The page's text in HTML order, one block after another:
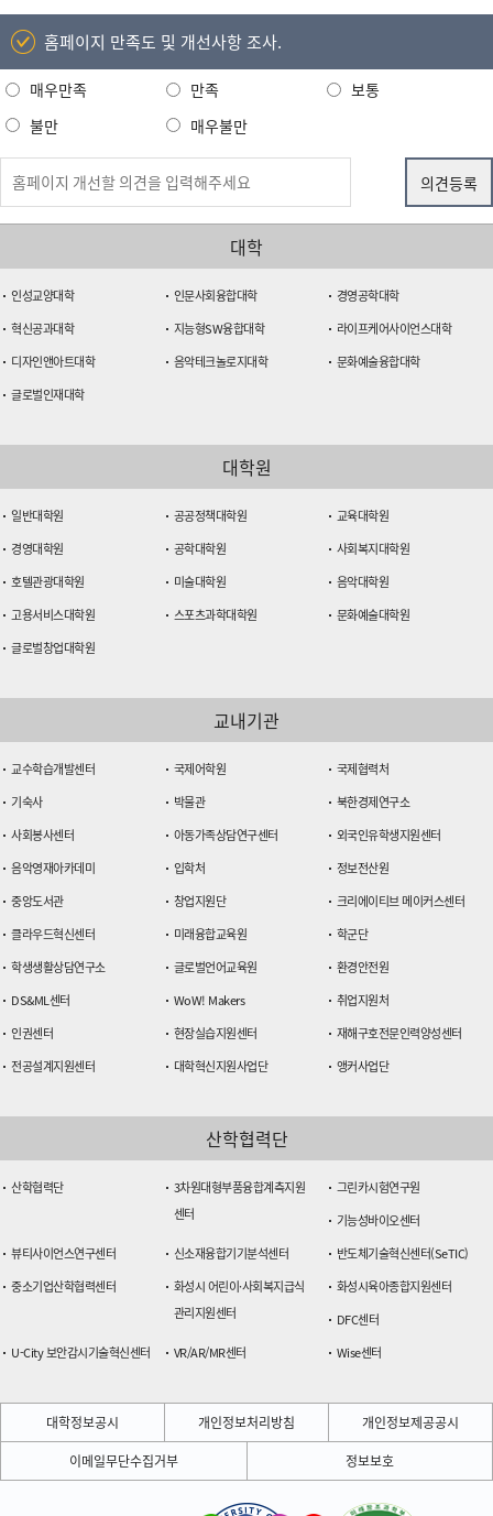
홈페이지 만족도 및 개선사항 조사.
매우만족 만족
보통
불만
매우불만
대학
인성교양대학 인문사회융합대학
경영공학대학
혁신공과대학
지능형SW융합대학
라이프케어사이언스대학
디자인앤아트대학
음악테크놀로지대학
문화예술융합대학
글로벌인재대학
대학원
일반대학원 공공정책대학원
교육대학원
경영대학원
공학대학원
사회복지대학원
호텔관광대학원
미술대학원
음악대학원
고용서비스대학원
스포츠과학대학원
문화예술대학원
글로벌창업대학원
교내기관
교수학습개발센터 국제어학원
국제협력처
기숙사
박물관
북한경제연구소
사회봉사센터
아동가족상담연구센터
외국인유학생지원센터
음악영재아카데미
입학처
정보전산원
중앙도서관
창업지원단
크리에이티브 메이커스센터
클라우드혁신센터
미래융합교육원
학군단
학생생활상담연구소
글로벌언어교육원
환경안전원
DS&ML센터
WoW! Makers
취업지원처
인권센터
현장실습지원센터
재해구호전문인력양성센터
전공설계지원센터
대학혁신지원사업단 앵커사업단
산학협력단
산학협력단
3차원대형부품융합계측지원
센터
그린카시험연구원
기능성바이오센터
뷰티사이언스연구센터
신소재융합기기분석센터
반도체기술혁신센터(SeTIC)
중소기업산학협력센터
화성시 어린이·사회복지급식
관리지원센터
화성시육아종합지원센터
DFC센터
U-City 보안감시기술혁신센터
VR/AR/MR센터 Wise센터
대학정보공시 개인정보처리방침
개인정보제공공시
이메일무단수집거부
정보보호